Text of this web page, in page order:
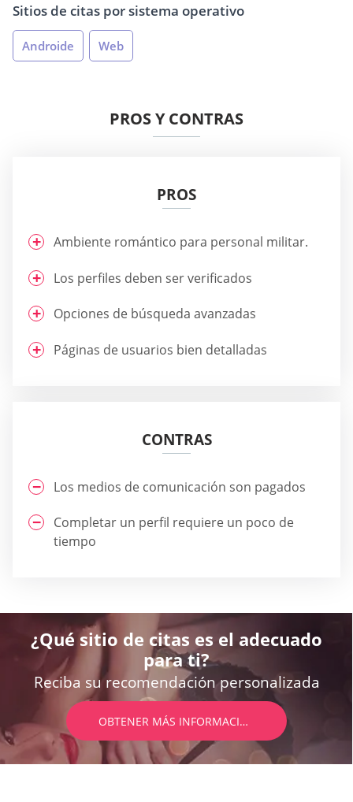
Sitios de citas por sistema operativo
Androide Web
PROS Y CONTRAS
PROS
Ambiente romántico para personal militar.
Los perfiles deben ser verificados
Opciones de búsqueda avanzadas
Páginas de usuarios bien detalladas
CONTRAS
Los medios de comunicación son pagados
Completar un perfil requiere un poco de
tiempo
¿Qué sitio de citas es el adecuado
para ti?
Reciba su recomendación personalizada
OBTENER MÁS INFORMACIÓN